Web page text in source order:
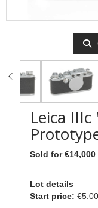
Leica
Sold for €14,000
Lot details
Start price: